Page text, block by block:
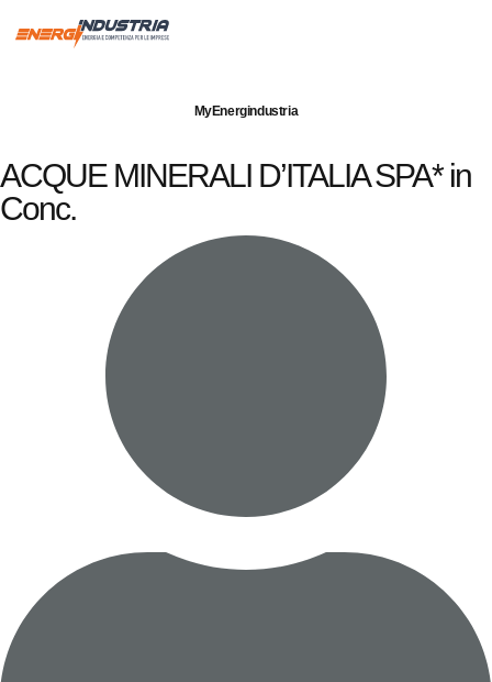
MyEnergindustria
ACQUE MINERALI D’ITALIA SPA* in
Conc.